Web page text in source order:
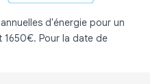
d'énergie pour un
1650€. Pour la date de